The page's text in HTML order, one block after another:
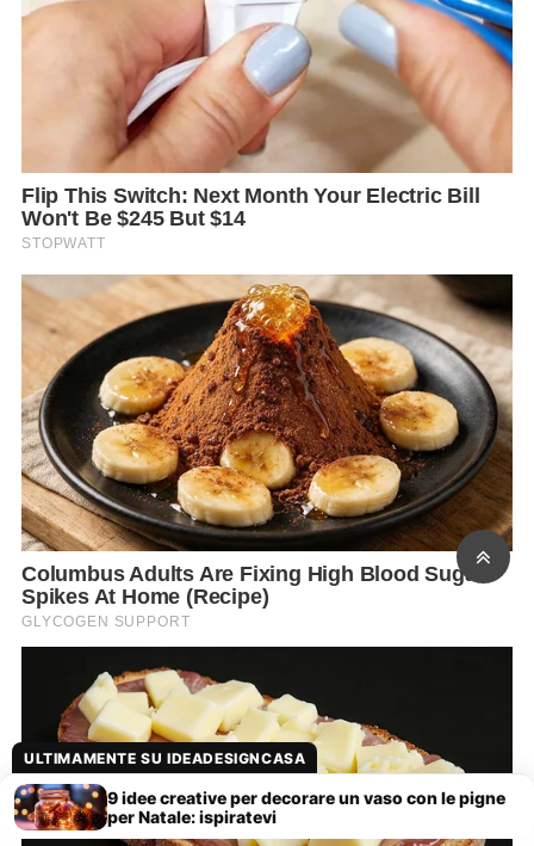
ULTIMAMENTE SU IDEADESIGNCASA
9 idee creative per decorare un vaso con le pigne
per Natale: ispiratevi